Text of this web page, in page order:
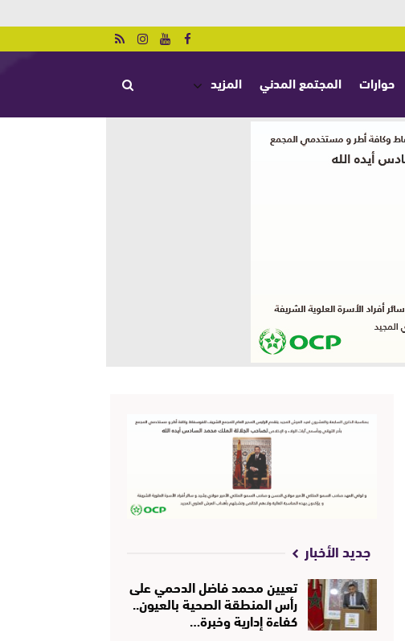
حوارات المجتمع المدني المزيد
جديد الأخبار
تعيين محمد فاضل الدحمي على
رأس المنطقة الصحية بالعيون..
كفاءة إدارية وخبرة…